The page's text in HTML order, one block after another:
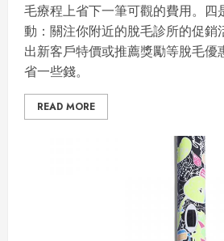
毛療程上省下一筆可觀的費用。四
動：關注你附近的脫毛診所的促銷
出新客戶特價或推薦獎勵等脫毛優
省一些錢。
READ MORE